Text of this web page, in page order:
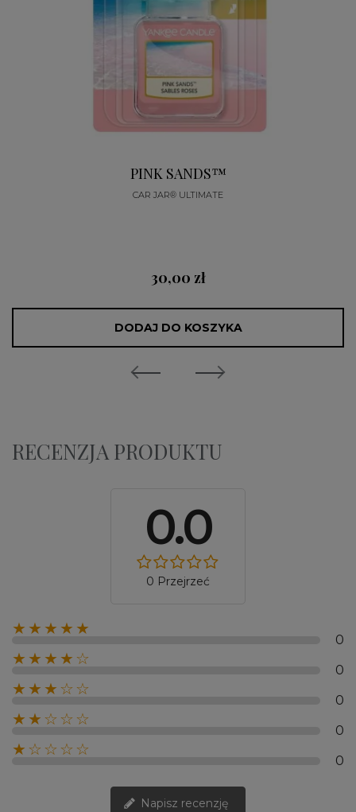
PINK SANDS™
CAR JAR® ULTIMATE
30,00 zł
DODAJ DO KOSZYKA
RECENZJA PRODUKTU
0.0
0 Przejrzeć
★★★★★
0
★★★★☆
0
★★★☆☆
0
★★☆☆☆
0
★☆☆☆☆
0
Napisz recenzję